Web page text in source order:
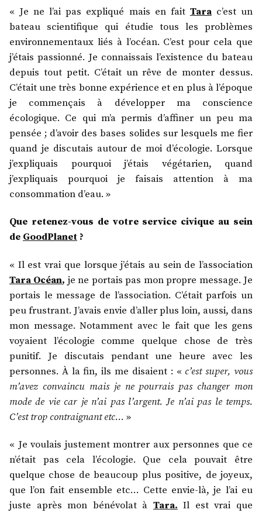
« Je ne l’ai pas expliqué mais en fait Tarac’est un
bateau scientifique qui étudie tous les problèmes
environnementaux liés à l’océan. C’est pour cela que
j’étais passionné. Je connaissais l’existence du bateau
depuis tout petit. C’était un rêve de monter dessus.
C’était une très bonne expérience et en plus à l’époque
je commençais à développer ma conscience
écologique. Ce qui m’a permis d’affiner un peu ma
pensée ; d’avoir des bases solides sur lesquels me fier
quand je discutais autour de moi d’écologie. Lorsque
j’expliquais pourquoi j’étais végétarien, quand
j’expliquais pourquoi je faisais attention à ma
consommation d’eau. »
Que retenez-vous de votre service civique au sein
deGoodPlanet ?
« Il est vrai que lorsque j’étais au sein de l’association
Tara Océan, je ne portais pas mon propre message. Je
portais le message de l’association. C’était parfois un
peu frustrant. J’avais envie d’aller plus loin, aussi, dans
mon message. Notamment avec le fait que les gens
voyaient l’écologie comme quelque chose de très
punitif. Je discutais pendant une heure avec les
personnes. À la fin, ils me disaient : « c’est super, vous
m’avez convaincu mais je ne pourrais pas changer mon
mode de vie car je n’ai pas l’argent. Je n’ai pas le temps.
C’est trop contraignant etc… »
« Je voulais justement montrer aux personnes que ce
n’était pas cela l’écologie. Que cela pouvait être
quelque chose de beaucoup plus positive, de joyeux,
que l’on fait ensemble etc… Cette envie-là, je l’ai eu
juste après mon bénévolat à Tara. Il est vrai que